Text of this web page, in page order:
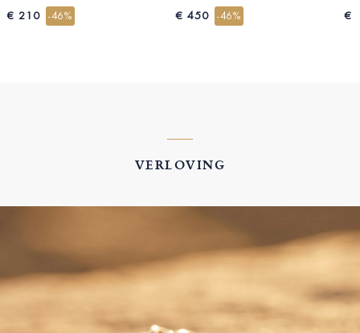
€ 210 -46% € 450 -46% €
VERLOVING